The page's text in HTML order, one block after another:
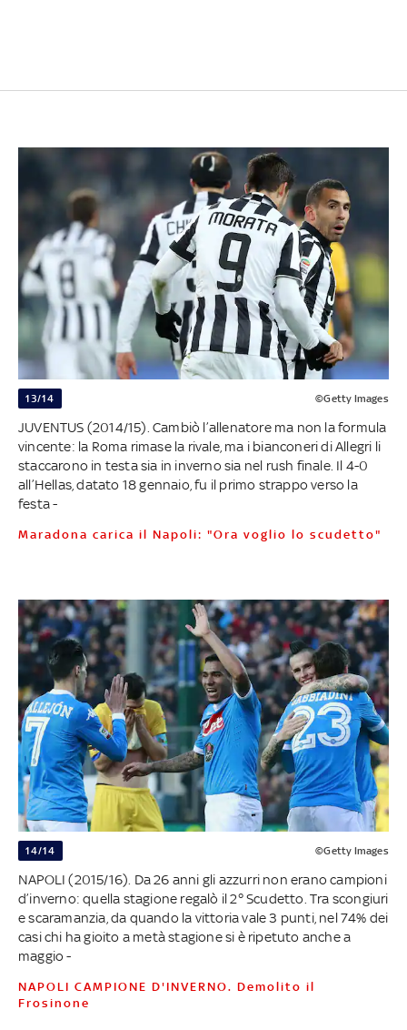
13/14 ©Getty Images
JUVENTUS (2014/15). Cambiò l’allenatore ma non la formula
vincente: la Roma rimase la rivale, ma i bianconeri di Allegri li
staccarono in testa sia in inverno sia nel rush finale. Il 4-0
all’Hellas, datato 18 gennaio, fu il primo strappo verso la
festa -
Maradona carica il Napoli: "Ora voglio lo scudetto"
14/14 ©Getty Images
NAPOLI (2015/16). Da 26 anni gli azzurri non erano campioni
d’inverno: quella stagione regalò il 2° Scudetto. Tra scongiuri
e scaramanzia, da quando la vittoria vale 3 punti, nel 74% dei
casi chi ha gioito a metà stagione si è ripetuto anche a
maggio -
NAPOLI CAMPIONE D'INVERNO. Demolito il
Frosinone